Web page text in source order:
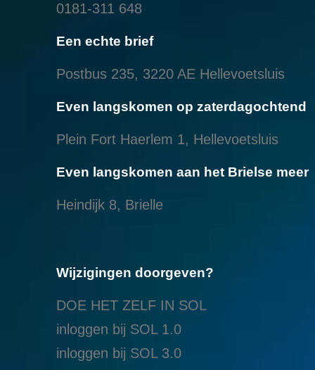
0181-311 648
Een echte brief
Postbus 235, 3220 AE Hellevoetsluis
Even langskomen op zaterdagochtend
Plein Fort Haerlem 1, Hellevoetsluis
Even langskomen aan het Brielse meer
Heindijk 8, Brielle
Wijzigingen doorgeven?
DOE HET ZELF IN SOL
inloggen bij SOL 1.0
inloggen bij SOL 3.0